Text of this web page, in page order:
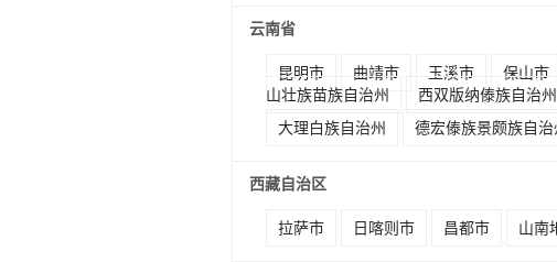
云南省
昆明市 曲靖市 玉溪市 保山市
山壮族苗族自治州
西双版纳傣族自治州
大理白族自治州
德宏傣族景颇族自治
西藏自治区
拉萨市 日喀则市 昌都市 山南